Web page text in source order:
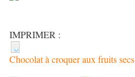
IMPRIMER :
Chocolat à croquer aux fruits secs